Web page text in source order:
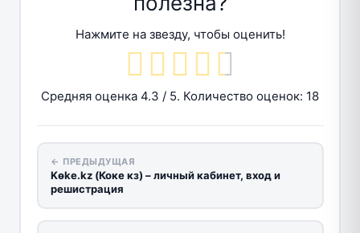
Нажмите на звезду, чтобы оценить!
Средняя оценка 4.3 / 5. Количество оценок: 18
← ПРЕДЫДУЩАЯ
Kөke.kz (Коке кз) – личный кабинет, вход и
решистрация